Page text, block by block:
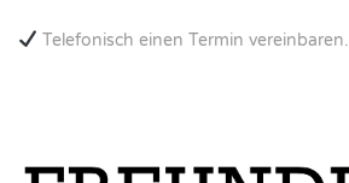
Telefonisch einen Termin vereinbaren.